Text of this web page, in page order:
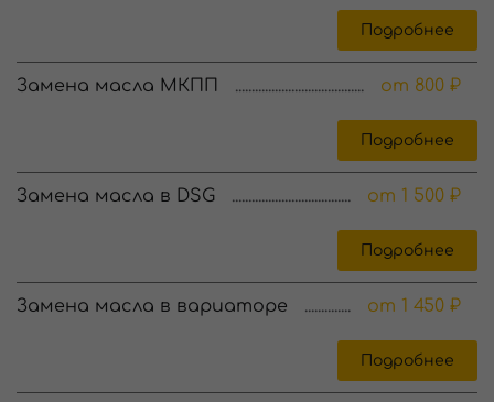
Подробнее
Замена масла МКПП от 800 ₽
Подробнее
Замена масла в DSG от 1 500 ₽
Подробнее
Замена масла в вариаторе от 1 450 ₽
Подробнее